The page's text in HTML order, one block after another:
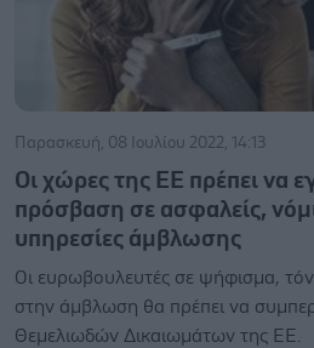
Παρασκευή, 08 Ιουλίου 2022, 14:13
Οι χώρες της ΕΕ πρέπει να
πρόσβαση σε ασφαλείς,
υπηρεσίες άμβλωσης
Oι ευρωβουλευτές σε ψήφισμα,
στην άμβλωση θα πρέπει να
Θεμελιωδών Δικαιωμάτων της ΕΕ.